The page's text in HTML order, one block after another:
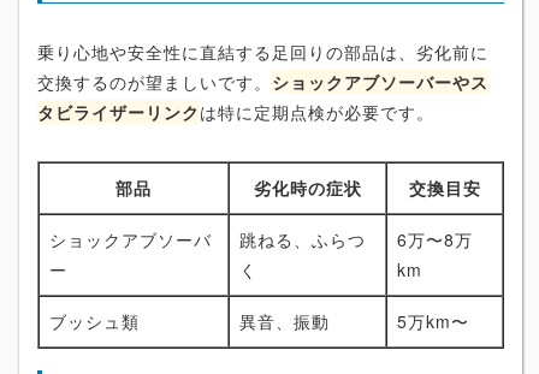
乗り心地や安全性に直結する足回りの部品は、劣化前に
交換するのが望ましいです。 ショックアブソーバーやス
タビライザーリンク は特に定期点検が必要です。
部品 劣化時の症状 交換目安
ショックアブソーバ
ー
跳ねる、ふらつ
く
6万〜8万
km
ブッシュ類 異音、振動 5万km〜